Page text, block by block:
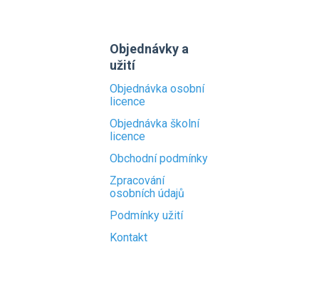
Objednávky a
užití
Objednávka osobní
licence
Objednávka školní
licence
Obchodní podmínky
Zpracování
osobních údajů
Podmínky užití
Kontakt